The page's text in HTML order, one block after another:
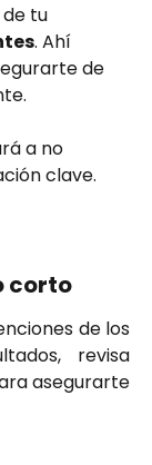
tu
. Ahí
de
a no
clave.
corto
de los
revisa
asegurarte